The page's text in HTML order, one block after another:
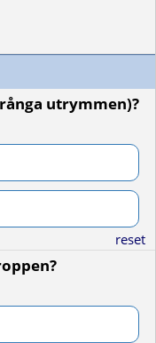
utrymmen)?
reset